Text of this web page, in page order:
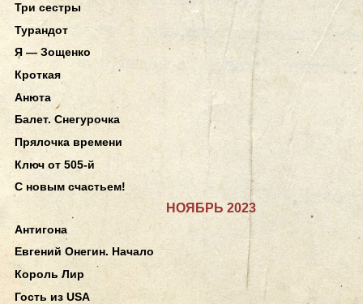
Три сестры
Турандот
Я — Зощенко
Кроткая
Анюта
Балет. Снегурочка
Прялочка времени
Ключ от 505-й
С новым счастьем!
НОЯБРЬ 2023
Антигона
Евгений Онегин. Начало
Король Лир
Гость из USA